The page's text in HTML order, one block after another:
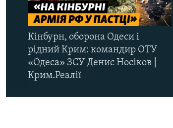
Кінбурн, оборона Одеси і
рідний Крим: командир ОТУ
«Одеса» ЗСУ Денис Носіков |
Крим.Реалії